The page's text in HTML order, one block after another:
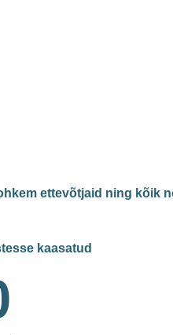
ettevõtjaid ning kõik
kaasatud